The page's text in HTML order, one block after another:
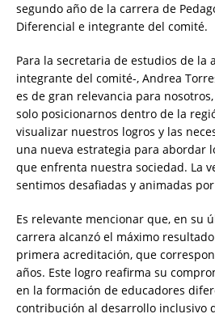
segundo año de la carrera de
Diferencial e integrante del comité.
Para la secretaria de estudios de la
integrante del comité-, Andrea
es de gran relevancia para
solo posicionarnos dentro de la
visualizar nuestros logros y las
una nueva estrategia para abordar
que enfrenta nuestra sociedad. La
sentimos desafiadas y animadas por
Es relevante mencionar que, en su
carrera alcanzó el máximo
primera acreditación, que
años. Este logro reafirma su
en la formación de educadores
contribución al desarrollo inclusivo